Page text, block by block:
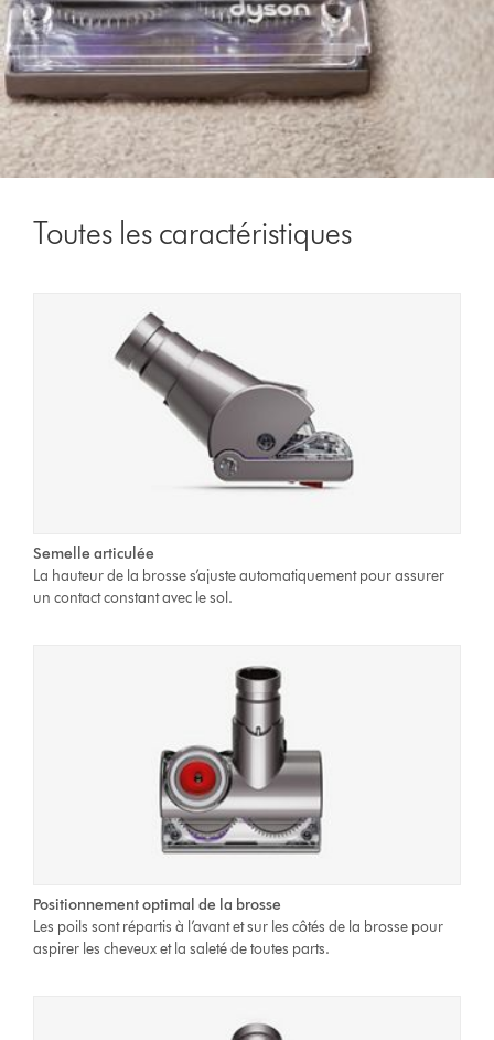
Toutes les caractéristiques
Semelle articulée
La hauteur de la brosse s’ajuste automatiquement pour assurer
un contact constant avec le sol.
Positionnement optimal de la brosse
Les poils sont répartis à l’avant et sur les côtés de la brosse pour
aspirer les cheveux et la saleté de toutes parts.